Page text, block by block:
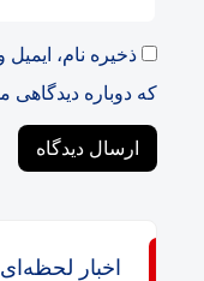
ذخیره نام،
که دوباره دیدگاهی
اخبار